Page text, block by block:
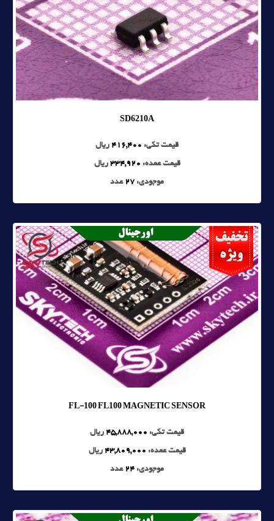
SD6210A
قیمت تکی: 416,400 ریال
قیمت عمده: 334,920 ریال
موجودی: 27 عدد
FL-100 FL100 MAGNETIC SENSOR
قیمت تکی: 45,888,000 ریال
قیمت عمده: 43,809,000 ریال
موجودی: 24 عدد